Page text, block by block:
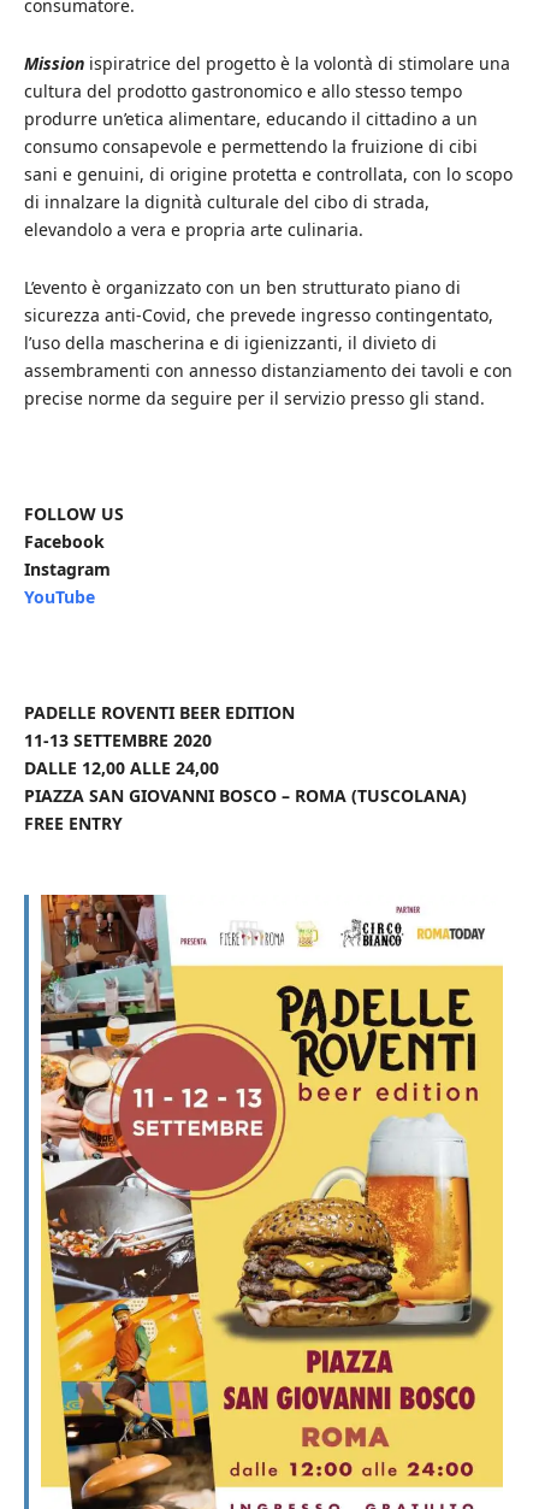
consumatore.
Mission ispiratrice del progetto è la volontà di stimolare una
cultura del prodotto gastronomico e allo stesso tempo
produrre un’etica alimentare, educando il cittadino a un
consumo consapevole e permettendo la fruizione di cibi
sani e genuini, di origine protetta e controllata, con lo scopo
di innalzare la dignità culturale del cibo di strada,
elevandolo a vera e propria arte culinaria.
L’evento è organizzato con un ben strutturato piano di
sicurezza anti-Covid, che prevede ingresso contingentato,
l’uso della mascherina e di igienizzanti, il divieto di
assembramenti con annesso distanziamento dei tavoli e con
precise norme da seguire per il servizio presso gli stand.
FOLLOW US
Facebook
Instagram
YouTube
PADELLE ROVENTI BEER EDITION
11-13 SETTEMBRE 2020
DALLE 12,00 ALLE 24,00
PIAZZA SAN GIOVANNI BOSCO – ROMA (TUSCOLANA)
FREE ENTRY